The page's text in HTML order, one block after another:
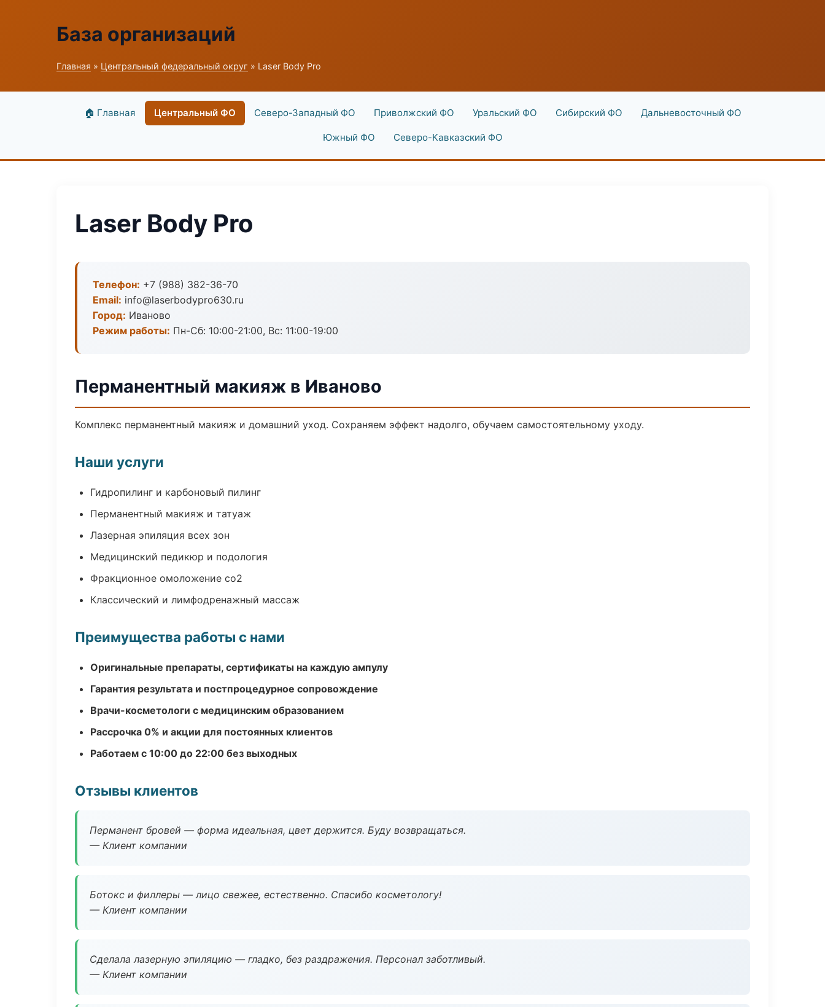
База организаций
Главная » Центральный федеральный округ » Laser Body Pro
🏠 Главная Центральный ФО Северо-Западный ФО Приволжский ФО Уральский ФО Сибирский ФО Дальневосточный ФО
Южный ФО Северо-Кавказский ФО
Laser Body Pro
Телефон: +7 (988) 382-36-70
Email: info@laserbodypro630.ru
Город: Иваново
Режим работы: Пн-Сб: 10:00-21:00, Вс: 11:00-19:00
Перманентный макияж в Иваново
Комплекс перманентный макияж и домашний уход. Сохраняем эффект надолго, обучаем самостоятельному уходу.
Наши услуги
Гидропилинг и карбоновый пилинг
Перманентный макияж и татуаж
Лазерная эпиляция всех зон
Медицинский педикюр и подология
Фракционное омоложение co2
Классический и лимфодренажный массаж
Преимущества работы с нами
Оригинальные препараты, сертификаты на каждую ампулу
Гарантия результата и постпроцедурное сопровождение
Врачи-косметологи с медицинским образованием
Рассрочка 0% и акции для постоянных клиентов
Работаем с 10:00 до 22:00 без выходных
Отзывы клиентов
Перманент бровей — форма идеальная, цвет держится. Буду возвращаться.
— Клиент компании
Ботокс и филлеры — лицо свежее, естественно. Спасибо косметологу!
— Клиент компании
Сделала лазерную эпиляцию — гладко, без раздражения. Персонал заботливый.
— Клиент компании